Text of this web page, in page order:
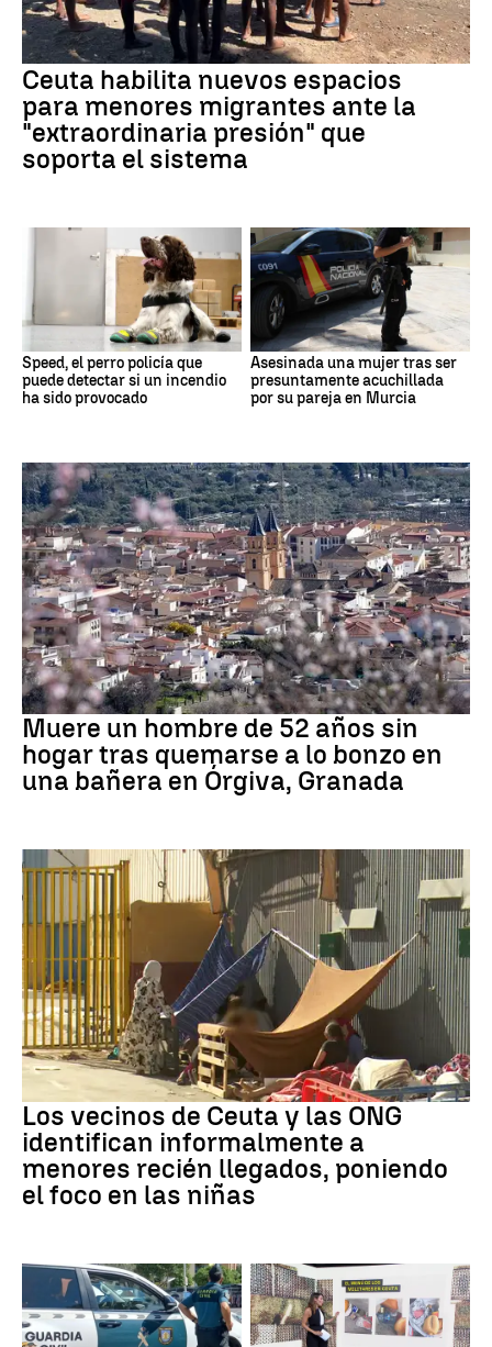
Ceuta habilita nuevos espacios
para menores migrantes ante la
"extraordinaria presión" que
soporta el sistema
Speed, el perro policía que
puede detectar si un incendio
ha sido provocado
Asesinada una mujer tras ser
presuntamente acuchillada
por su pareja en Murcia
andalucía
Muere un hombre de 52 años sin
hogar tras quemarse a lo bonzo en
una bañera en Órgiva, Granada
Ceuta
Los vecinos de Ceuta y las ONG
identifican informalmente a
menores recién llegados, poniendo
el foco en las niñas